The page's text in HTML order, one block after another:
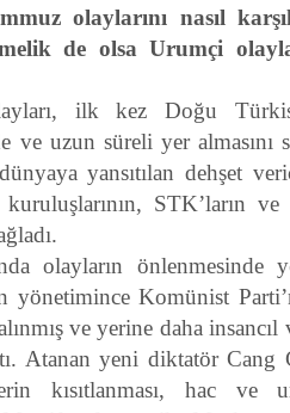
olaylarını nasıl
de olsa Urumçi
ilk kez Doğu
ve uzun süreli yer almasını
yansıtılan dehşet
STK’ların
olayların önlenmesinde
yönetimince Komünist
ve yerine daha insancıl
Atanan yeni diktatör
kısıtlanması, hac ve